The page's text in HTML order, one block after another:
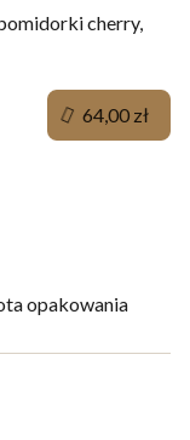
cherry,
opakowania